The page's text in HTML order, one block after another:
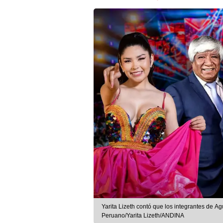
Yarita Lizeth contó que los integrantes de
Peruano/Yarita Lizeth/ANDINA